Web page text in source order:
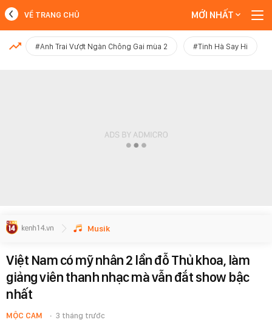
MỚI NHẤT
VỀ TRANG CHỦ MỚI NHẤT
#Anh Trai Vượt Ngàn Chông Gai mùa 2 #Tinh Hà Say Hi
Musik
Việt Nam có mỹ nhân 2 lần đỗ Thủ khoa, làm
giảng viên thanh nhạc mà vẫn đắt show bậc
nhất
MỘC CAM 3 tháng trước